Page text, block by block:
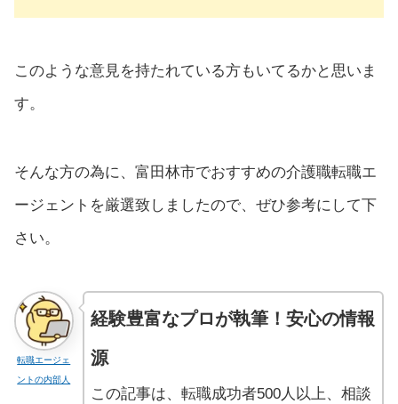
このような意見を持たれている方もいてるかと思いま
す。
そんな方の為に、富田林市でおすすめの介護職転職エ
ージェントを厳選致しましたので、ぜひ参考にして下
さい。
転職エージェ
ントの内部人
経験豊富なプロが執筆！安心の情報
源
この記事は、転職成功者500人以上、相談